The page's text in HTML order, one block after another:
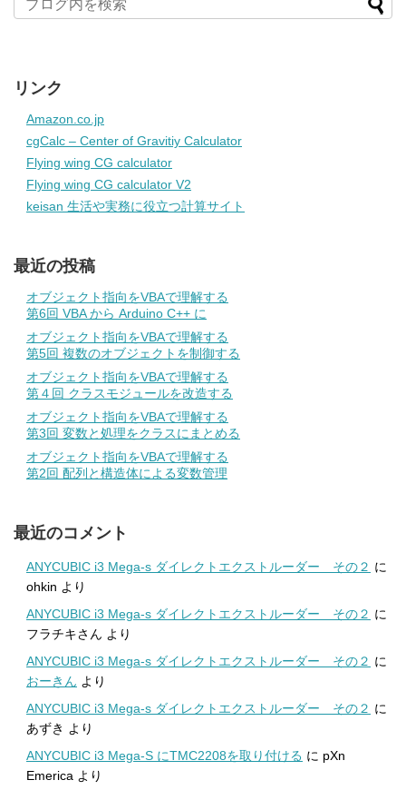
リンク
Amazon.co.jp
cgCalc – Center of Gravitiy Calculator
Flying wing CG calculator
Flying wing CG calculator V2
keisan 生活や実務に役立つ計算サイト
最近の投稿
オブジェクト指向をVBAで理解する
第6回 VBA から Arduino C++ に
オブジェクト指向をVBAで理解する
第5回 複数のオブジェクトを制御する
オブジェクト指向をVBAで理解する
第４回 クラスモジュールを改造する
オブジェクト指向をVBAで理解する
第3回 変数と処理をクラスにまとめる
オブジェクト指向をVBAで理解する
第2回 配列と構造体による変数管理
最近のコメント
ANYCUBIC i3 Mega-s ダイレクトエクストルーダー その２ に
ohkin より
ANYCUBIC i3 Mega-s ダイレクトエクストルーダー その２ に
フラチキさん より
ANYCUBIC i3 Mega-s ダイレクトエクストルーダー その２ に
おーきん より
ANYCUBIC i3 Mega-s ダイレクトエクストルーダー その２ に
あずき より
ANYCUBIC i3 Mega-S にTMC2208を取り付ける に pXn
Emerica より